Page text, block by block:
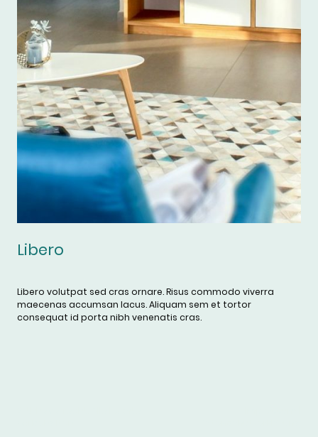
Libero
Libero volutpat sed cras ornare. Risus commodo viverra
maecenas accumsan lacus. Aliquam sem et tortor
consequat id porta nibh venenatis cras.